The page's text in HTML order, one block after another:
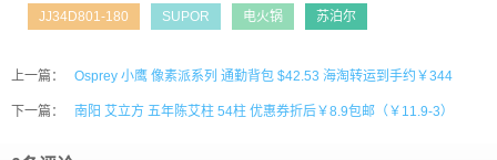
JJ34D801-180 SUPOR 电火锅 苏泊尔
上一篇： Osprey 小鹰 像素派系列 通勤背包 $42.53 海淘转运到手约￥344
下一篇： 南阳 艾立方 五年陈艾柱 54柱 优惠券折后￥8.9包邮（￥11.9-3）